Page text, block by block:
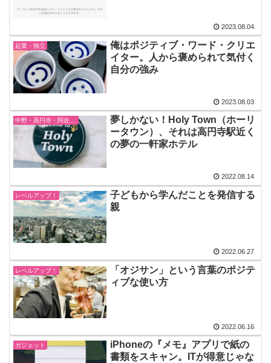
2023.08.04
起業・独立
俺はポジティブ・ワード・クリエ
イター。人から褒められて気付く
自分の強み
2023.08.03
中野・高円寺・阿佐ヶ谷
夢しかない！Holy Town（ホーリ
ータウン）、それは高円寺駅近く
の夢の一軒家ホテル
2022.08.14
レベルアップ！
子どもから学んだことを発信する
親
2022.06.27
レベルアップ！
「オジサン」という言葉のポジテ
ィブな使い方
2022.06.16
ガジェット
iPhoneの『メモ』アプリで紙の
書類をスキャン。ITが得意じゃな